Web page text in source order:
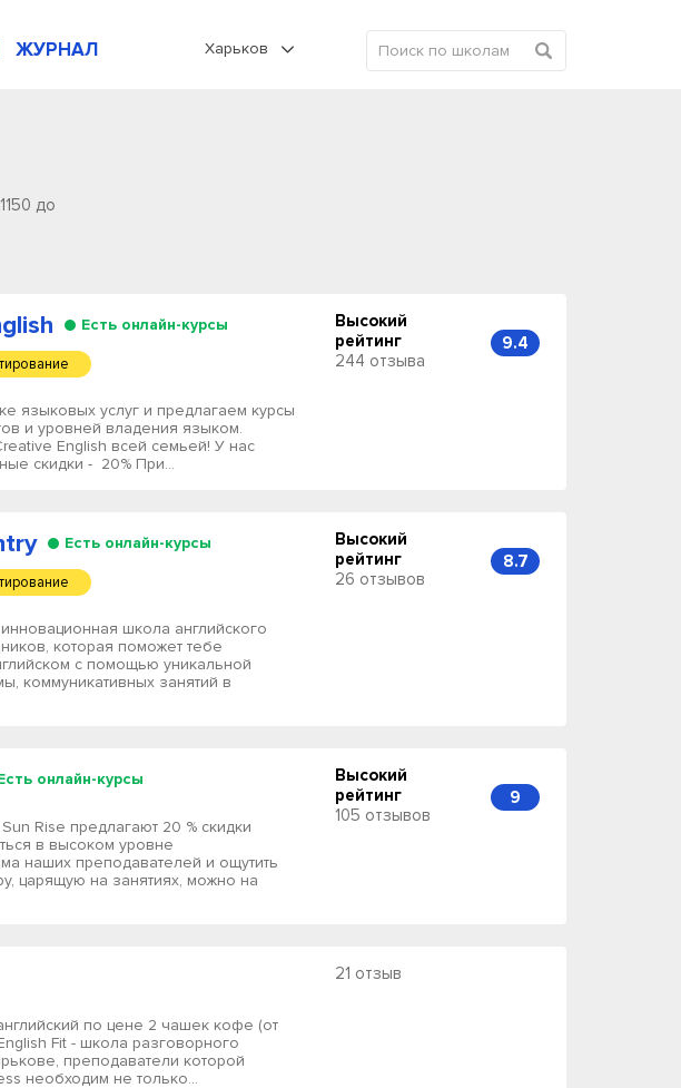
ЖУРНАЛ Харьков
до
Есть онлайн-курсы
языковых услуг и предлагаем курсы
и уровней владения языком.
English всей семьей! У нас
скидки - 20% При...
Высокий
рейтинг
244 отзыва
9.4
Есть онлайн-курсы
инновационная школа английского
которая поможет тебе
с помощью уникальной
коммуникативных занятий в
Высокий
рейтинг
26 отзывов
8.7
онлайн-курсы
Rise предлагают 20 % скидки
в высоком уровне
наших преподавателей и ощутить
царящую на занятиях, можно на
Высокий
рейтинг
105 отзывов
9
по цене 2 чашек кофе (от
Fit - школа разговорного
преподаватели которой
необходим не только...
21 отзыв